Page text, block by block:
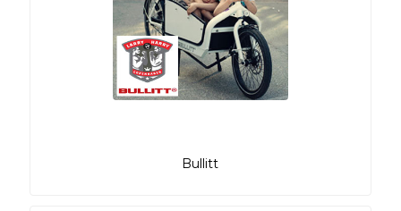
Bullitt